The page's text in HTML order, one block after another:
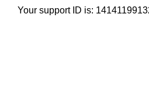
Your support ID is: